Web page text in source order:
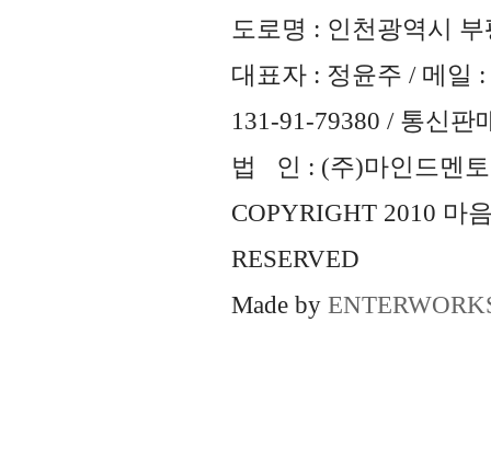
도로명 : 인천광역시
대표자 : 정윤주 / 메일 :
131-91-79380 / 통신판
법 인 : (주)마인드멘토
COPYRIGHT 2010 마
RESERVED
Made by